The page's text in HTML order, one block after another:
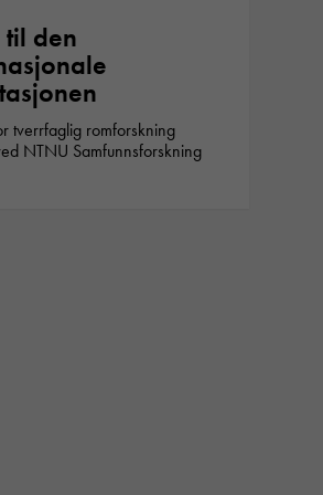
til den
tverrfaglig romforskning
NTNU Samfunnsforskning